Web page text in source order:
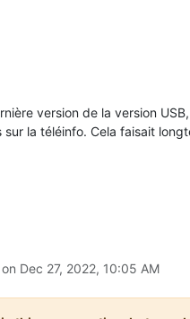
version de la version
la téléinfo. Cela faisait
Dec 27, 2022, 10:05 AM